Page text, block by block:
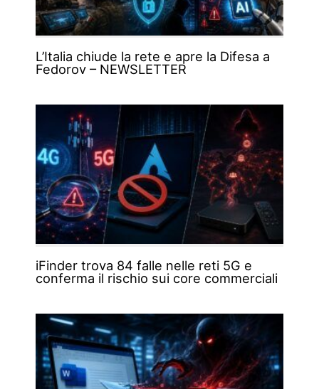
L’Italia chiude la rete e apre la Difesa a
Fedorov – NEWSLETTER
iFinder trova 84 falle nelle reti 5G e
conferma il rischio sui core commerciali